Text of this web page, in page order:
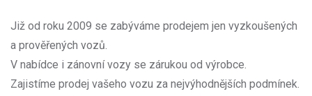
Již od roku 2009 se zabýváme prodejem jen vyzkoušených
a prověřených vozů.
V nabídce i zánovní vozy se zárukou od výrobce.
Zajistíme prodej vašeho vozu za nejvýhodnějších podmínek.